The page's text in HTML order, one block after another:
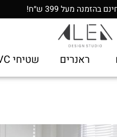
בהזמנה מעל 399 ש״ח!
ראנרים שטיחי PVC